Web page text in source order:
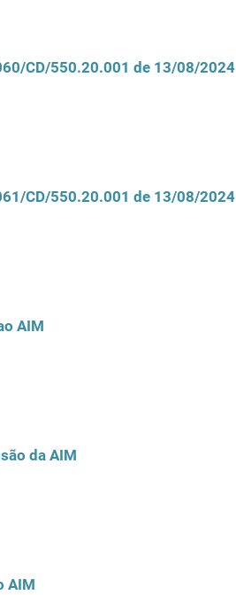
CD/550.20.001 de 13/08/2024
CD/550.20.001 de 13/08/2024
AIM
da AIM
AIM